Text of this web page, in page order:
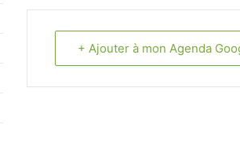
+ Ajouter à mon Agenda